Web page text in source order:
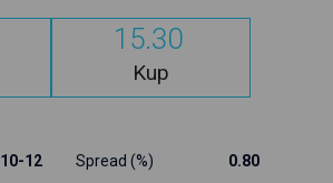
15.30
Kup
10-12 Spread (%) 0.80